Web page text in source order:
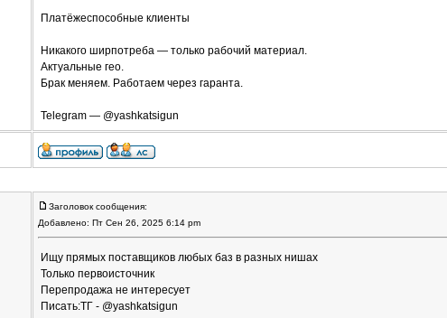
Платёжеспособные клиенты
Никакого ширпотреба — только рабочий материал.
Актуальные гео.
Брак меняем. Работаем через гаранта.
Telegram — @yashkatsigun
Заголовок сообщения:
Добавлено: Пт Сен 26, 2025 6:14 pm
Ищу прямых поставщиков любых баз в разных нишах
Только первоисточник
Перепродажа не интересует
Писать:ТГ - @yashkatsigun